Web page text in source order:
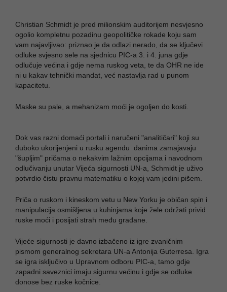
​Christian Schmidt je pred milionskim auditorijem nesvjesno
ogolio kompletnu pozadinu geopolitičke rokade koju sam
vam najavljivao: priznao je da odlazi nerado, da se ključevi
odluke svjesno sele na sjednicu PIC-a 3. i 4. juna gdje
odlučuje većina i gdje nema ruskog veta, te da OHR ne ide
ni u kakav tehnički mandat, već nastavlja rad u punom
kapacitetu.
Maske su pale, a mehanizam moći je ogoljen do kosti.
Dok vas razni domaći portali i naručeni "analitičari" koji su
duboko ukorijenjeni u rusku agendu danima zamajavaju
"šupljim" pričama o nekakvim lažnim opcijama i navodnom
odlučivanju unutar Vijeća sigurnosti UN-a, Schmidt je uživo
potvrdio čistu pravnu matematiku o kojoj vam jedini pišem.
Priča o ruskom i kineskom vetu u New Yorku je običan spin i
manipulacija osmišljena u kuhinjama koje žele održati privid
ruske moći i posijati strah među građane.
Vijeće sigurnosti je davno izbačeno iz igre zvaničnim
pismom generalnog sekretara UN-a Antonija Guterresa. Igra
se igra isključivo u Upravnom odboru PIC-a, tamo gdje
zapadni saveznici imaju sigurnu većinu i gdje se odluke
donose bez ruske kočnice.